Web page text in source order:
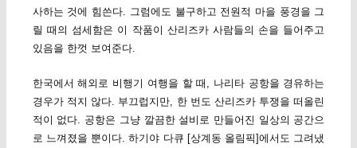
사하는 것에 힘쓴다. 그럼에도 불구하고 전원적 마을 풍경을 그
릴 때의 섬세함은 이 작품이 산리즈카 사람들의 손을 들어주고
있음을 한껏 보여준다.
한국에서 해외로 비행기 여행을 할 때, 나리타 공항을 경유하는
경우가 적지 않다. 부끄럽지만, 한 번도 산리즈카 투쟁을 떠올린
적이 없다. 공항은 그냥 깔끔한 설비로 만들어진 일상의 공간으
로 느껴졌을 뿐이다. 하기야 다큐 [상계동 올림픽]에서도 그려냈